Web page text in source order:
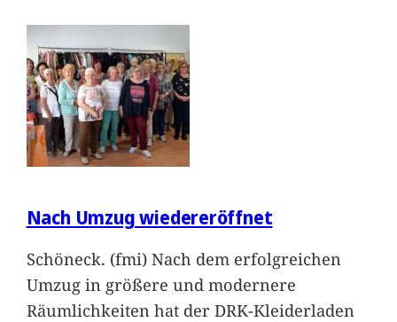
Nach Umzug wiedereröffnet
Schöneck. (fmi) Nach dem erfolgreichen
Umzug in größere und modernere
Räumlichkeiten hat der DRK-Kleiderladen